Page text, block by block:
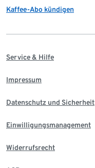
Kaffee-Abo kündigen
Service & Hilfe
Impressum
Datenschutz und Sicherheit
Einwilligungsmanagement
Widerrufsrecht